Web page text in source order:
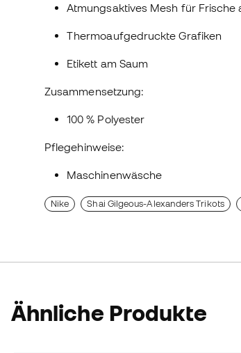
Atmungsaktives Mesh für
Thermoaufgedruckte Grafiken
Etikett am Saum
Zusammensetzung:
100 % Polyester
Pflegehinweise:
Maschinenwäsche
Nike Shai Gilgeous-Alexanders Trikots
Ähnliche Produkte